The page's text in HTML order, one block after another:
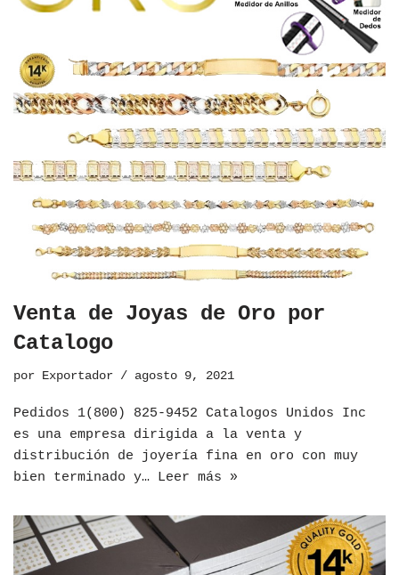
Venta de Joyas de Oro por
Catalogo
por Exportador agosto 9, 2021
Pedidos 1(800) 825-9452 Catalogos Unidos Inc
es una empresa dirigida a la venta y
distribución de joyería fina en oro con muy
bien terminado y… Leer más »